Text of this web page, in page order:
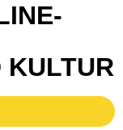
KULTUR